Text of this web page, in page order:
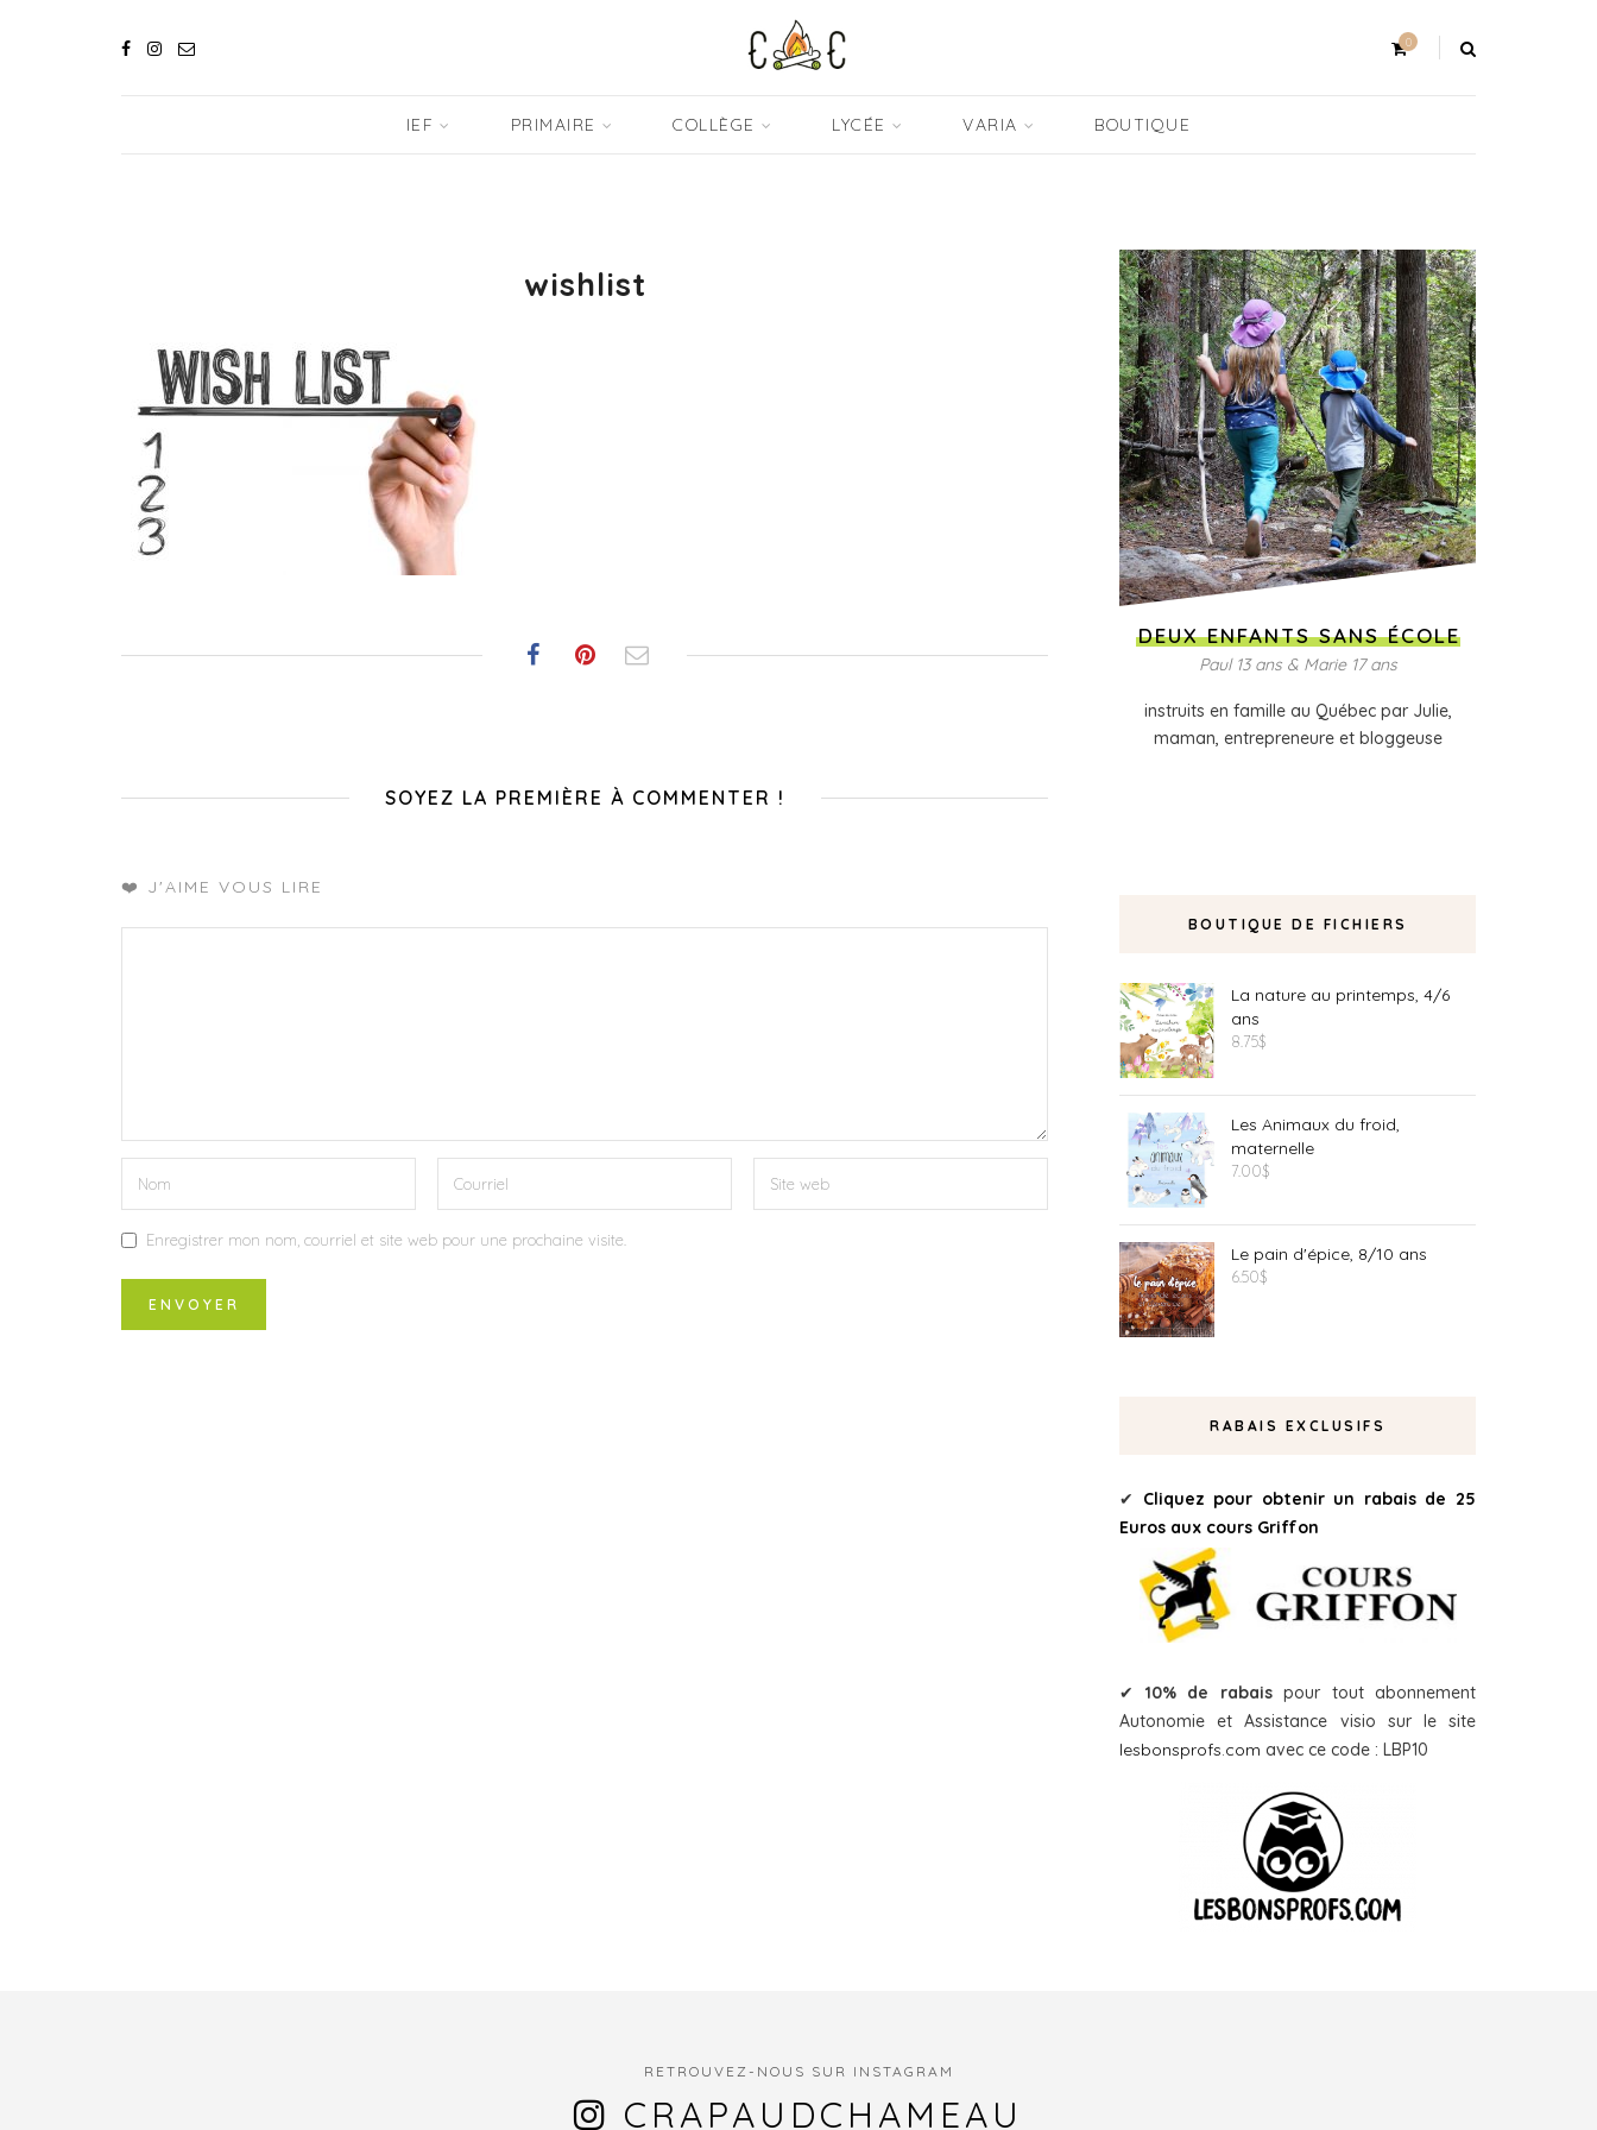
0
IEF PRIMAIRE COLLÈGE LYCÉE VARIA BOUTIQUE
wishlist
SOYEZ LA PREMIÈRE À COMMENTER !
❤️ J'AIME VOUS LIRE
Enregistrer mon nom, courriel et site web pour une prochaine visite.
DEUX ENFANTS SANS ÉCOLE
Paul 13 ans & Marie 17 ans
instruits en famille au Québec par Julie,
maman, entrepreneure et bloggeuse
BOUTIQUE DE FICHIERS
La nature au printemps, 4/6
ans
8.75$
Les Animaux du froid,
maternelle
7.00$
Le pain d'épice, 8/10 ans
6.50$
RABAIS EXCLUSIFS
✔ Cliquez pour obtenir un rabais de 25
Euros aux cours Griffon
✔ 10% de rabaispour tout abonnement
Autonomie et Assistance visio sur le site
lesbonsprofs.com avec ce code : LBP10
RETROUVEZ-NOUS SUR INSTAGRAM
CRAPAUDCHAMEAU